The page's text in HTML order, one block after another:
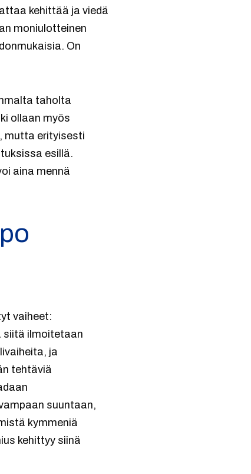
kehittää ja viedä
moniulotteinen
On
taholta
ollaan myös
mutta erityisesti
esillä.
aina mennä
vaiheet:
siitä ilmoitetaan
ja
tehtäviä
suuntaan,
kymmeniä
kehittyy siinä